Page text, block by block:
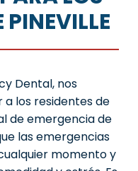
PINEVILLE
Dental, nos
los residentes de
de emergencia de
las emergencias
momento y